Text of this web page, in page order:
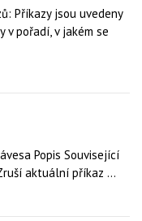
Příkazy jsou uvedeny
v pořadí, v jakém se
Popis Související
aktuální příkaz ...